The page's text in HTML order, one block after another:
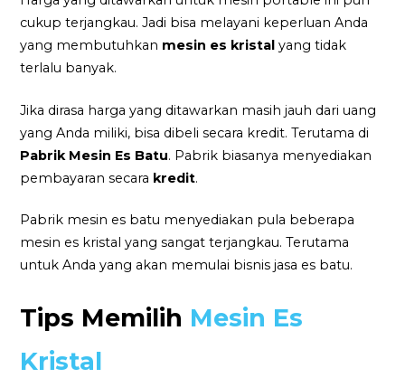
cukup terjangkau. Jadi bisa melayani keperluan Anda
yang membutuhkan mesin es kristal yang tidak
terlalu banyak.
Jika dirasa harga yang ditawarkan masih jauh dari uang
yang Anda miliki, bisa dibeli secara kredit. Terutama di
Pabrik Mesin Es Batu. Pabrik biasanya menyediakan
pembayaran secara kredit.
Pabrik mesin es batu menyediakan pula beberapa
mesin es kristal yang sangat terjangkau. Terutama
untuk Anda yang akan memulai bisnis jasa es batu.
Tips Memilih Mesin Es
Kristal